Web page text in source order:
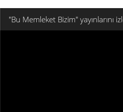
"Bu Memleket Bizim" yayınlarını